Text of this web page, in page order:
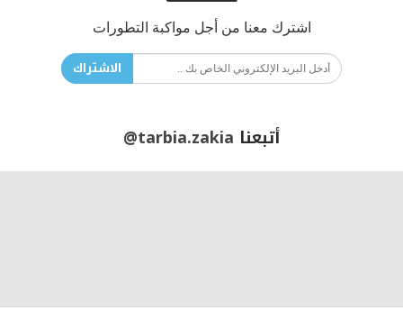
اشترك معنا من أجل مواكبة التطورات
الاشتراك
أتبعنا @tarbia.zakia